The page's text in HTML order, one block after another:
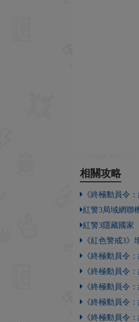
相關攻略
《終極動員令
紅警3局域網聯
紅警3隱藏國家
《紅色警戒3》
《終極動員令
《終極動員令
《終極動員令
《終極動員令
《終極動員令